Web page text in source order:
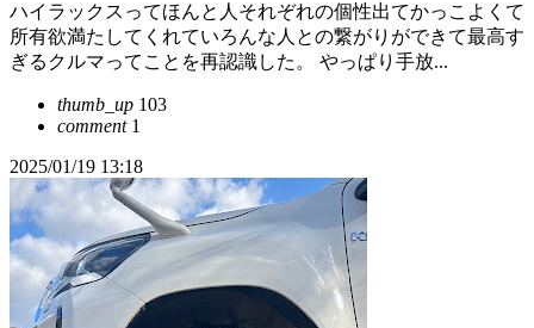
ハイラックスってほんと人それぞれの個性出てかっこよくて
所有欲満たしてくれていろんな人との繋がりができて最高す
ぎるクルマってことを再認識した。 やっぱり手放...
thumb_up 103
comment1
2025/01/19 13:18